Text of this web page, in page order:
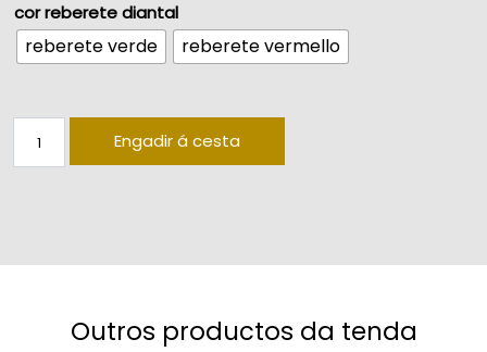
reberete verde reberete vermello
cor reberete diantal
Engadir á cesta
Outros productos da tenda